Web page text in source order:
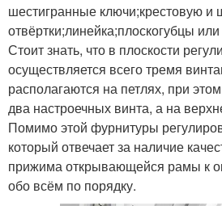
шестигранные ключи;крестовую и
отвёртки;линейка;плоскогубцы
Стоит знать, что в плоскости
осуществляется всего тремя
располагаются на петлях, при
два настроечных винта, а на
Помимо этой фурнитуры
который отвечает за наличие
прижима открывающейся рамы к
обо всём по порядку.